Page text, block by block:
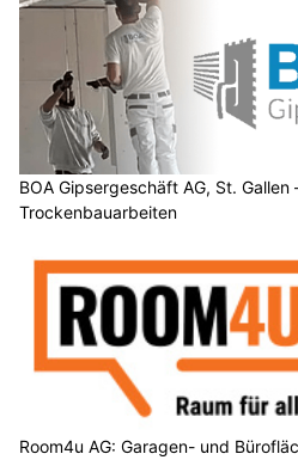
BOA Gipsergeschäft AG, St. Gallen
Trockenbauarbeiten
Room4u AG: Garagen- und